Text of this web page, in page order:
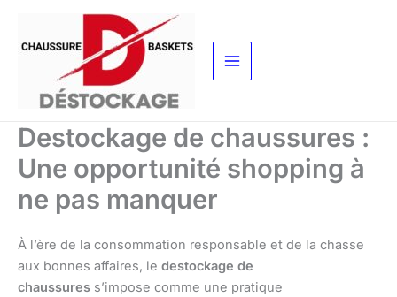
contenu
Destockage de chaussures :
Une opportunité shopping à
ne pas manquer
À l’ère de la consommation responsable et de la chasse
aux bonnes affaires, le destockage de
chaussures s’impose comme une pratique